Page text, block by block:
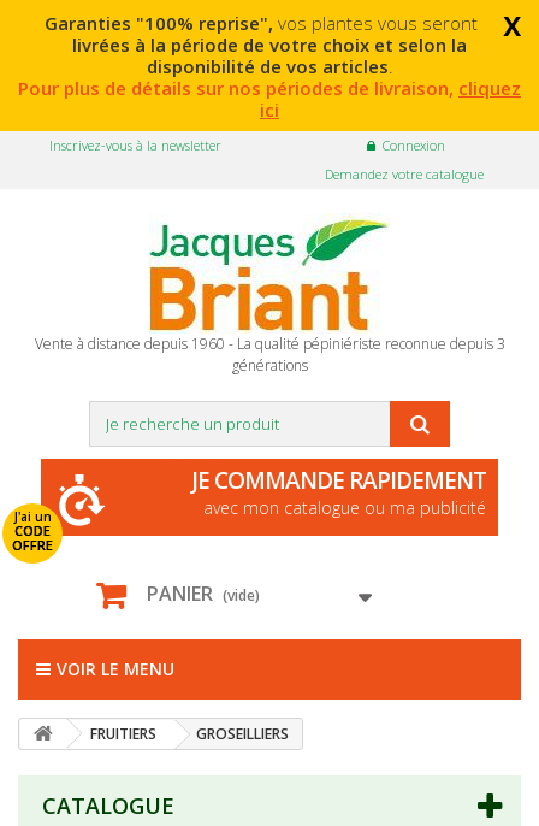
x
Garanties "100% reprise", vos plantes vous seront
livrées à la période de votre choix et selon la
disponibilité de vos articles.
Pour plus de détails sur nos périodes de livraison, cliquez
ici
Connexion
Inscrivez-vous à la newsletter
Demandez votre catalogue
Vente à distance depuis 1960 - La qualité pépiniériste reconnue depuis 3
générations
J'ai un
CODE
OFFRE
JE COMMANDE RAPIDEMENT
avec mon catalogue ou ma publicité
PANIER (vide)
VOIR LE MENU
FRUITIERS GROSEILLIERS
CATALOGUE